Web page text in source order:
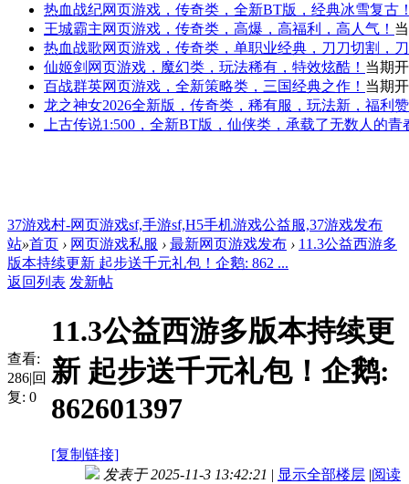
热血战纪网页游戏，传奇类，全新BT版，经典冰雪复古
王城霸主网页游戏，传奇类，高爆，高福利，高人气！
热血战歌网页游戏，传奇类，单职业经典，刀刀切割，
仙姬剑 网页游戏，魔幻类，玩法稀有，特效炫酷！ 当期
百战群英网页游戏，全新策略类，三国经典之作！ 当期
龙之神女2026全新版，传奇类，稀有服，玩法新，福利
上古传说1:500，全新BT版，仙侠类，承载了无数人的青
37游戏村-网页游戏sf,手游sf,H5手机游戏公益服,37游戏发布
站»首页 › 网页游戏私服 › 最新网页游戏发布 › 11.3公益西游多
版本持续更新 起步送千元礼包！企鹅: 862 ...
返回列表 发新帖
查看:
286|回
复: 0
11.3公益西游多版本持续更
新 起步送千元礼包！企鹅:
862601397
[复制链接]
发表于 2025-11-3 13:42:21 | 显示全部楼层 |阅读